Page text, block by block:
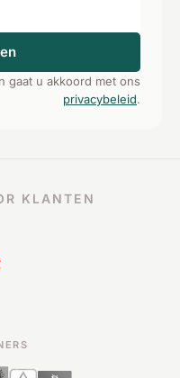
gaat u akkoord met ons
privacybeleid.
KLANTEN